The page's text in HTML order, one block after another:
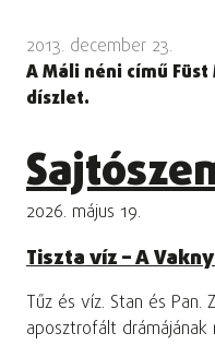
2013. december 23.
A Máli néni című
díszlet.
2026. május 19.
Tiszta víz – A
Tűz és víz. Stan és
aposztrofált